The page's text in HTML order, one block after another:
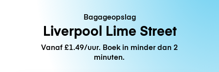
Bagageopslag
Liverpool Lime Street
Vanaf £1.49/uur. Boek in minder dan 2
minuten.